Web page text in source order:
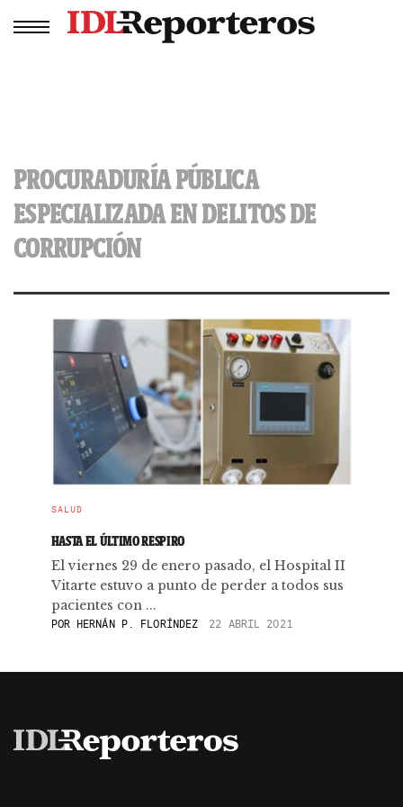
PROCURADURÍA PÚBLICA
ESPECIALIZADA EN DELITOS DE
CORRUPCIÓN
SALUD
HASTA EL ÚLTIMO RESPIRO
El viernes 29 de enero pasado, el Hospital II
Vitarte estuvo a punto de perder a todos sus
pacientes con ...
PORHERNÁN P. FLORÍNDEZ 22 ABRIL 2021